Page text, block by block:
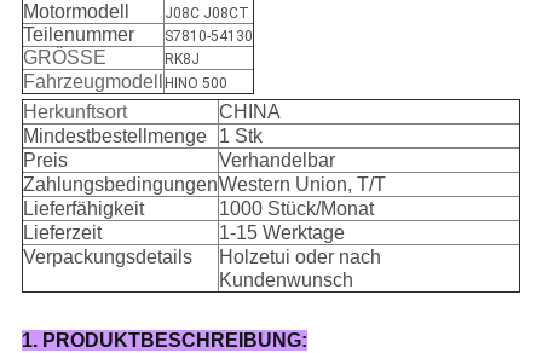
Motormodell J08C J08CT
Teilenummer S7810-54130
GRÖSSE RK8J
Fahrzeugmodell HINO 500
Herkunftsort
CHINA
Mindestbestellmenge
1 Stk
Preis
Verhandelbar
ZahlungsbedingungenWestern Union, T/T
Lieferfähigkeit
1000 Stück/Monat
Lieferzeit
1-15 Werktage
Verpackungsdetails
Holzetui oder nach
Kundenwunsch
1. PRODUKTBESCHREIBUNG: